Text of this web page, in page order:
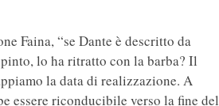
Faina, “se Dante è descritto da
lo ha ritratto con la barba? Il
la data di realizzazione. A
essere riconducibile verso la fine del